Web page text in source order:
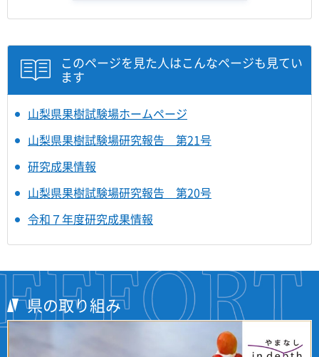
このページを見た人はこんなページも見てい
ます
山梨県果樹試験場ホームページ
山梨県果樹試験場研究報告 第21号
研究成果情報
山梨県果樹試験場研究報告 第20号
令和７年度研究成果情報
県の取り組み